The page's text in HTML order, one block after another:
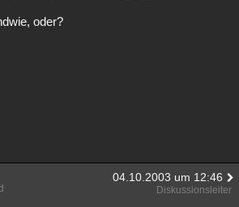
oder?
04.10.2003 um 12:46
Diskussionsleiter